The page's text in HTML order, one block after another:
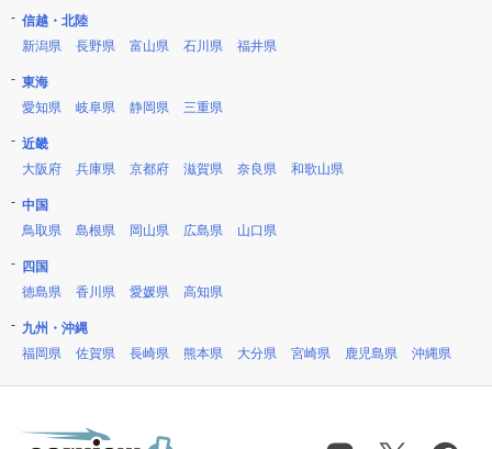
信越・北陸
新潟県
長野県 富山県 石川県 福井県
東海
愛知県
岐阜県 静岡県 三重県
近畿
大阪府
兵庫県 京都府 滋賀県 奈良県 和歌山県
中国
鳥取県
島根県 岡山県 広島県 山口県
四国
徳島県
香川県 愛媛県 高知県
九州・沖縄
福岡県
佐賀県 長崎県 熊本県 大分県 宮崎県 鹿児島県 沖縄県